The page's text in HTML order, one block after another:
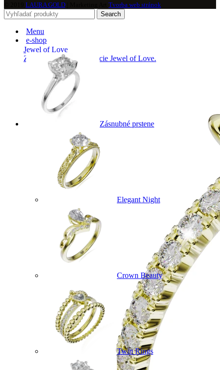
Jewel of Love
Zásnubné prstne z kolekcie Jewel of Love.
LAURA GOLD
Tvorba web stránok
Search
Menu
e-shop
Zásnubné prstene
Elegant Night
Crown Beauty
Twin Rings